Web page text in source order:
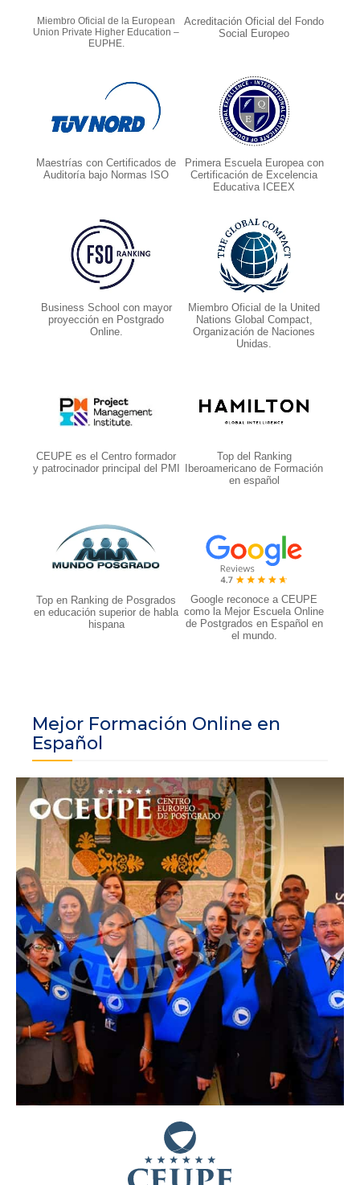
Miembro Oficial de la European
Union Private Higher Education –
EUPHE.
Acreditación Oficial del Fondo
Social Europeo
Maestrías con Certificados de
Auditoría bajo Normas ISO
Primera Escuela Europea con
Certificación de Excelencia
Educativa ICEEX
Business School con mayor
proyección en Postgrado
Online.
Miembro Oficial de la United
Nations Global Compact,
Organización de Naciones
Unidas.
CEUPE es el Centro formador
y patrocinador principal del PMI
Top del Ranking
Iberoamericano de Formación
en español
Top en Ranking de Posgrados
en educación superior de habla
hispana
Google reconoce a CEUPE
como la Mejor Escuela Online
de Postgrados en Español en
el mundo.
Mejor Formación Online en
Español